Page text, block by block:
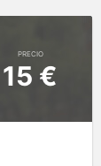
PRECIO
15 €